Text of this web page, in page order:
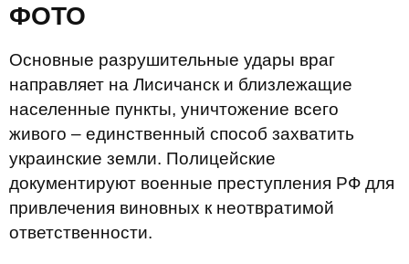
ФОТО
Основные разрушительные удары враг
направляет на Лисичанск и близлежащие
населенные пункты, уничтожение всего
живого – единственный способ захватить
украинские земли. Полицейские
документируют военные преступления РФ для
привлечения виновных к неотвратимой
ответственности.